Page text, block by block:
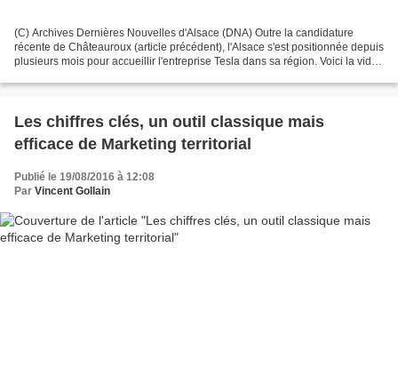
(C) Archives Dernières Nouvelles d'Alsace (DNA) Outre la candidature
récente de Châteauroux (article précédent), l'Alsace s'est positionnée depuis
plusieurs mois pour accueillir l'entreprise Tesla dans sa région. Voici la vidéo
Les chiffres clés, un outil classique mais
efficace de Marketing territorial
Publié le 19/08/2016 à 12:08
Par Vincent Gollain